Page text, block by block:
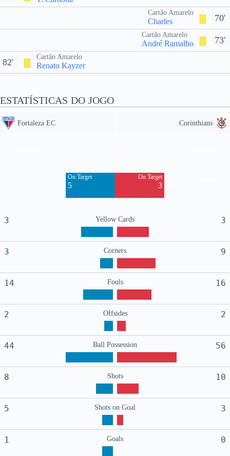
70'
Cartão Amarelo
Charles
73'
Cartão Amarelo
André Ramalho
Cartão Amarelo
Renato Kayzer
82'
ESTATÍSTICAS DO JOGO
Fortaleza EC Corinthians
On Target
5
On Target
3
3 Yellow Cards 3
3 Corners 9
14 Fouls 16
2 Offsides 2
44 Ball Possession 56
8 Shots 10
5 Shots on Goal 3
1 Goals 0